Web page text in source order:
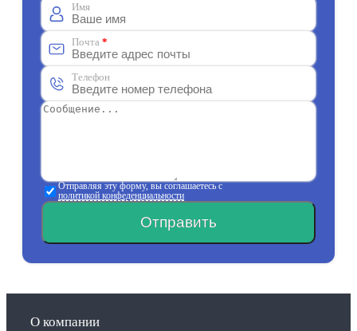
Имя
Почта *
Телефон
Отправляя эту форму, вы соглашаетесь с
политикой конфеденциальности
Отправить
О компании